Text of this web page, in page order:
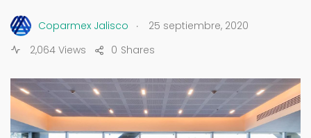
Coparmex Jalisco .
25 septiembre, 2020
2,064 Views
Shares
0